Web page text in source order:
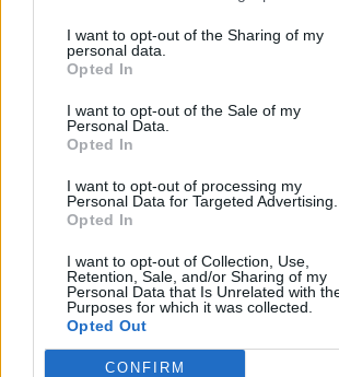
I want to opt-out of the Sharing of my
personal data.
Opted In
I want to opt-out of the Sale of my
Personal Data.
Opted In
I want to opt-out of processing my
Personal Data for Targeted Advertising.
Opted In
I want to opt-out of Collection, Use,
Retention, Sale, and/or Sharing of my
Personal Data that Is Unrelated with
Purposes for which it was collected.
Opted Out
CONFIRM
ΠΟΙΑ ΕΙΝΑΙ;
3 κοινά λάθη το καλοκαίρι
αυξάνουν τον κίνδυνο για
δέρματος – Πώς να
Προστατεύεστε σωστά από τον
πιο κοινά καλοκαιρινά λάθη που,
μελέτες, μπορεί να αυξήσουν τον
καρκίνο του δέρματος.